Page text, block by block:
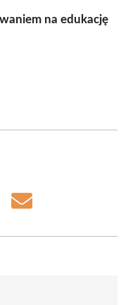
na edukację
Share